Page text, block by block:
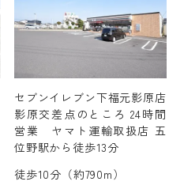
セブンイレブン下福元影原店
影原交差点のところ 24時間
営業 ヤマト運輸取扱店 五
位野駅から徒歩13分
徒歩10分（約790m）